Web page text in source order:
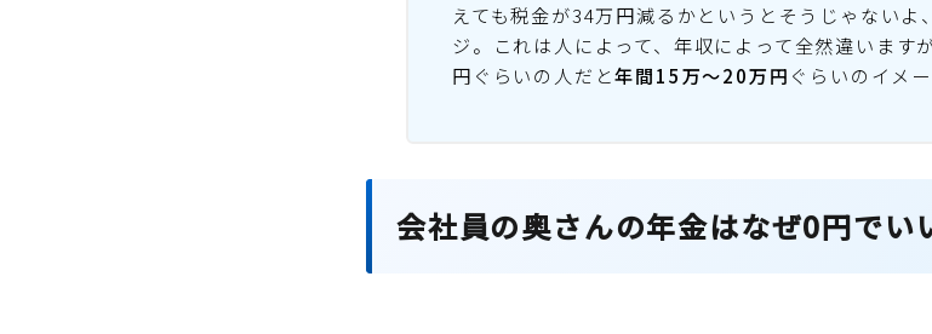
えても税金が34万円減るかというとそうじゃないよ
ジ。これは人によって、年収によって全然違います
円ぐらいの人だと年間15万〜20万円 ぐらいのイメー
会社員の奥さんの年金はなぜ0円でい